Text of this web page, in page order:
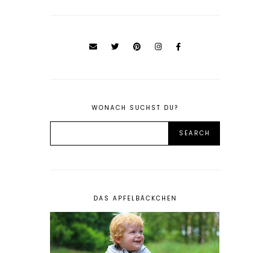
WONACH SUCHST DU?
DAS APFELBÄCKCHEN